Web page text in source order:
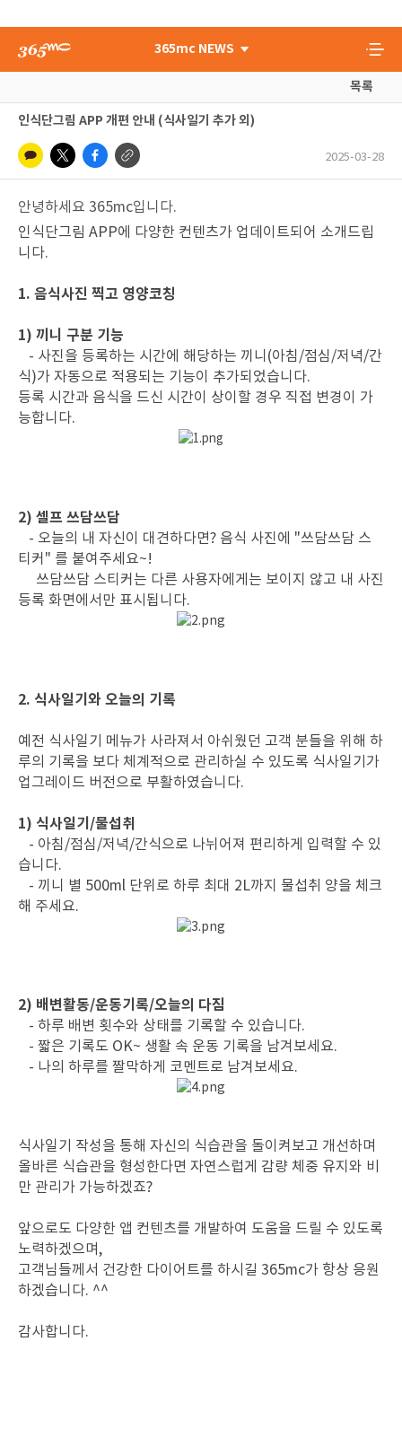
365mc NEWS
목록
인식단그림 APP 개편 안내 (식사일기 추가 외)
2025-03-28
안녕하세요 365mc입니다.
인식단그림 APP에 다양한 컨텐츠가 업데이트되어 소개드립
니다.
1. 음식사진 찍고 영양코칭
1) 끼니 구분 기능
- 사진을 등록하는 시간에 해당하는 끼니(아침/점심/저녁/간
식)가 자동으로 적용되는 기능이 추가되었습니다.
등록 시간과 음식을 드신 시간이 상이할 경우 직접 변경이 가
능합니다.
2) 셀프 쓰담쓰담
- 오늘의 내 자신이 대견하다면? 음식 사진에 "쓰담쓰담 스
티커" 를 붙여주세요~!
쓰담쓰담 스티커는 다른 사용자에게는 보이지 않고 내 사진
등록 화면에서만 표시됩니다.
2. 식사일기와 오늘의 기록
예전 식사일기 메뉴가 사라져서 아쉬웠던 고객 분들을 위해 하
루의 기록을 보다 체계적으로 관리하실 수 있도록 식사일기가
업그레이드 버전으로 부활하였습니다.
1) 식사일기/물섭취
- 아침/점심/저녁/간식으로 나뉘어져 편리하게 입력할 수 있
습니다.
- 끼니 별 500ml 단위로 하루 최대 2L까지 물섭취 양을 체크
해 주세요.
2) 배변활동/운동기록/오늘의 다짐
- 하루 배변 횟수와 상태를 기록할 수 있습니다.
- 짧은 기록도 OK~ 생활 속 운동 기록을 남겨보세요.
- 나의 하루를 짤막하게 코멘트로 남겨보세요.
식사일기 작성을 통해 자신의 식습관을 돌이켜보고 개선하며
올바른 식습관을 형성한다면 자연스럽게 감량 체중 유지와 비
만 관리가 가능하겠죠?
앞으로도 다양한 앱 컨텐츠를 개발하여 도움을 드릴 수 있도록
노력하겠으며,
고객님들께서 건강한 다이어트를 하시길 365mc가 항상 응원
하겠습니다. ^^
감사합니다.